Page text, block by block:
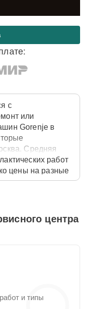
с
или
Gorenje в
Средняя
работ
цены на разные
Полную
итоговой
машины
центра
и типы